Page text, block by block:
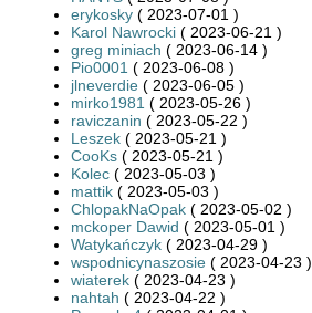
erykosky ( 2023-07-01 )
Karol Nawrocki ( 2023-06-21 )
greg miniach ( 2023-06-14 )
Pio0001 ( 2023-06-08 )
jlneverdie ( 2023-06-05 )
mirko1981 ( 2023-05-26 )
raviczanin ( 2023-05-22 )
Leszek ( 2023-05-21 )
CooKs ( 2023-05-21 )
Kolec ( 2023-05-03 )
mattik ( 2023-05-03 )
ChlopakNaOpak ( 2023-05-02 )
mckoper Dawid ( 2023-05-01 )
Watykańczyk ( 2023-04-29 )
wspodnicynaszosie ( 2023-04-23 )
wiaterek ( 2023-04-23 )
nahtah ( 2023-04-22 )